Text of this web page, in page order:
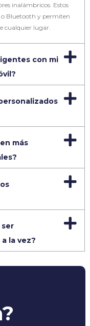
inalámbricos. Estos
o Bluetooth y permiten
cualquier lugar.
con mi
más
la vez?